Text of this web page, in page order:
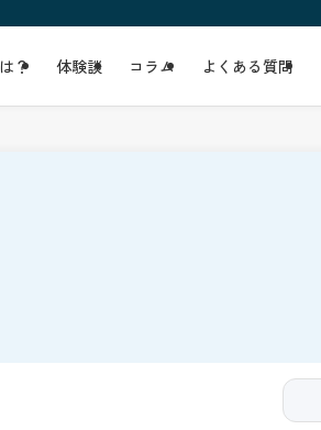
？ 体験談 コラム よくある質問